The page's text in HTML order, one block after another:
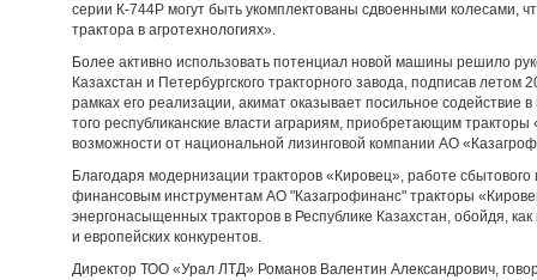
серии К-744Р могут быть укомплектованы сдвоенными колесами,
трактора в агротехнологиях».
Более активно использовать потенциал новой машины решило
Казахстан и Петербургского тракторного завода, подписав
рамках его реализации, акимат оказывает посильное содействие
того республиканские власти аграриям, приобретающим
возможности от национальной лизинговой компании АО
Благодаря модернизации тракторов «Кировец», работе
финансовым инструментам АО "Казагрофинанс" тракторы
энергонасыщенных тракторов в Республике Казахстан, обойдя,
и европейских конкурентов.
Директор ТОО «Урал ЛТД» Романов Валентин Александрович,